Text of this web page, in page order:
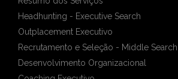
Headhunting - Executive Search
Outplacement Executivo
Recrutamento e Seleção - Middle Search
Desenvolvimento Organizacional